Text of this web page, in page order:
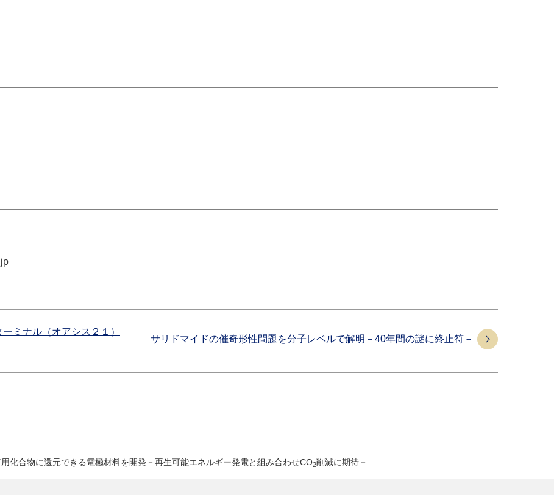
ミナル（オアシス２１）
サリドマイドの催奇形性問題を分子レベルで解明－40年間の謎に終止符－
用化合物に還元できる電極材料を開発－再生可能エネルギー発電と組み合わせCO2削減に期待－